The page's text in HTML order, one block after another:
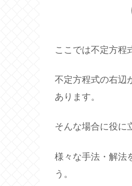
ここでは不定方程
不定方程式の右辺
あります。
そんな場合に役に
様々な手法・解法
う。